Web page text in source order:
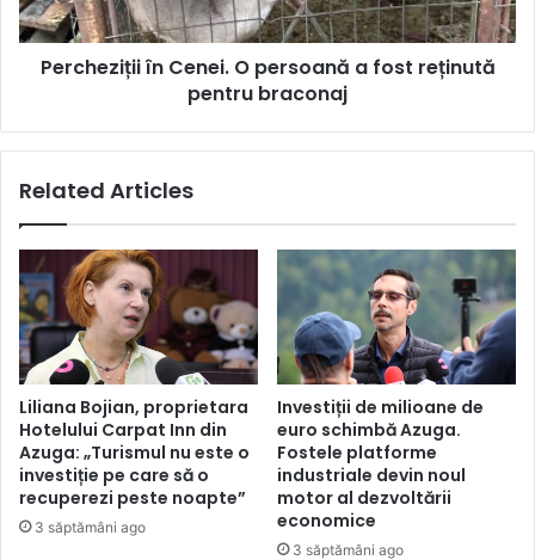
reținută
pentru
braconaj
Percheziții în Cenei. O persoană a fost reținută
pentru braconaj
Related Articles
Liliana Bojian, proprietara
Hotelului Carpat Inn din
Azuga: „Turismul nu este o
investiție pe care să o
recuperezi peste noapte”
3 săptămâni ago
Investiții de milioane de
euro schimbă Azuga.
Fostele platforme
industriale devin noul
motor al dezvoltării
economice
3 săptămâni ago